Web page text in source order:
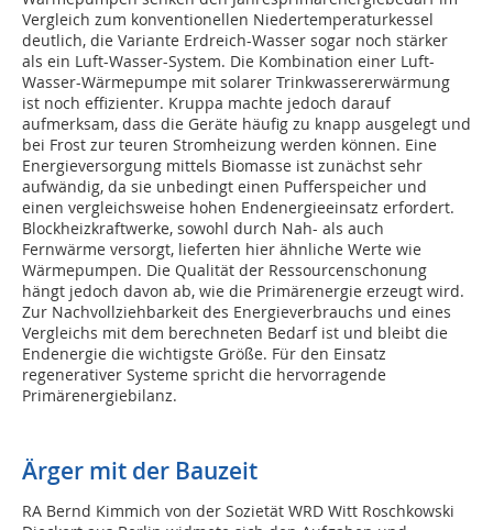
Vergleich zum konventionellen Niedertemperaturkessel
deutlich, die Variante Erdreich-Wasser sogar noch stärker
als ein Luft-Wasser-System. Die Kombination einer Luft-
Wasser-Wärmepumpe mit solarer Trinkwassererwärmung
ist noch effizienter. Kruppa machte jedoch darauf
aufmerksam, dass die Geräte häufig zu knapp ausgelegt und
bei Frost zur teuren Stromheizung werden können. Eine
Energieversorgung mittels Biomasse ist zunächst sehr
aufwändig, da sie unbedingt einen Pufferspeicher und
einen vergleichsweise hohen Endenergieeinsatz erfordert.
Blockheizkraftwerke, sowohl durch Nah- als auch
Fernwärme versorgt, lieferten hier ähnliche Werte wie
Wärmepumpen. Die Qualität der Ressourcenschonung
hängt jedoch davon ab, wie die Primärenergie erzeugt wird.
Zur Nachvollziehbarkeit des Energieverbrauchs und eines
Vergleichs mit dem berechneten Bedarf ist und bleibt die
Endenergie die wichtigste Größe. Für den Einsatz
regenerativer Systeme spricht die hervorragende
Primärenergiebilanz.
Ärger mit der Bauzeit
RA Bernd Kimmich von der Sozietät WRD Witt Roschkowski